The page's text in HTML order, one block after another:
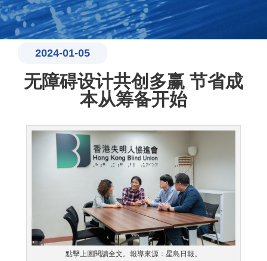
2024-01-05
无障碍设计共创多赢 节省成
本从筹备开始
點擊上圖閱讀全文。報導來源：星島日報。